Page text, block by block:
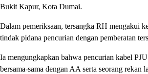
Bukit Kapur, Kota Dumai.
Dalam pemeriksaan, tersangka RH mengakui
tindak pidana pencurian dengan pemberatan
Ia mengungkapkan bahwa pencurian kabel
bersama-sama dengan AA serta seorang rekan